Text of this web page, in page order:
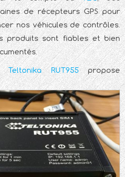
de récepteurs GPS pour
nos véhicules de contrôles.
produits sont fiables et bien
Teltonika RUT955propose